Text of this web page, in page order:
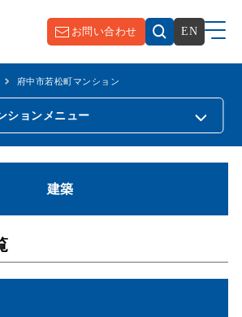
お問い合わせ EN
府中市若松町マンション
ション メニュー
建築